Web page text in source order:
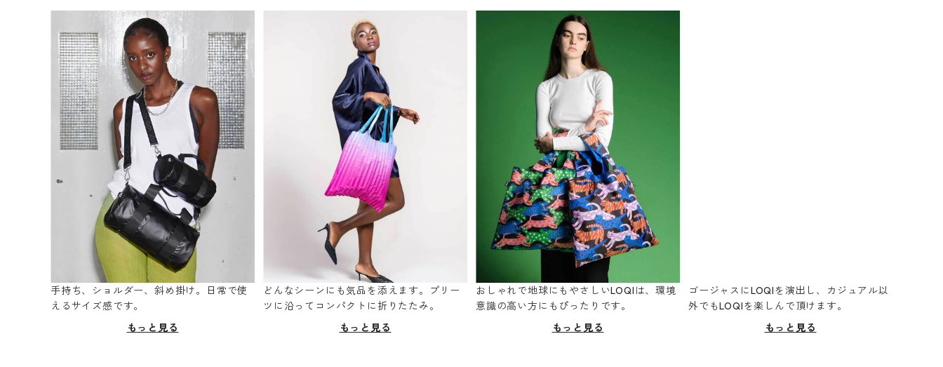
手持ち、ショルダー、斜め掛け。日常で使
えるサイズ感です。
もっと見る
どんなシーンにも気品を添えます。プリー
ツに沿ってコンパクトに折りたたみ。
もっと見る
おしゃれで地球にもやさしいLOQIは、環境
意識の高い方にもぴったりです。
もっと見る
ゴージャスにLOQIを演出し、カジュアル以
外でもLOQIを楽しんで頂けます。
もっと見る